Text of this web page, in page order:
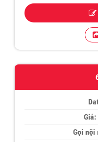
Giá:
Gọi nội